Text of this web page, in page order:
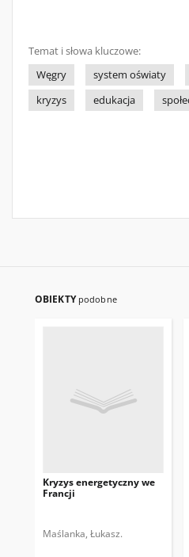
Temat i słowa kluczowe:
Węgry
system oświaty
kryzys
edukacja
OBIEKTY podobne
Kryzys energetyczny we
Francji
Maślanka, Łukasz.